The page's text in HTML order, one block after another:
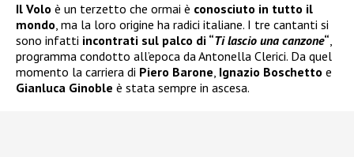
Il Volo è un terzetto che ormai è conosciuto in tutto il
mondo, ma la loro origine ha radici italiane. I tre cantanti si
sono infatti incontrati sul palco di “Ti lascio una canzone“,
programma condotto all’epoca da Antonella Clerici. Da quel
momento la carriera di Piero Barone, Ignazio Boschetto e
Gianluca Ginoble è stata sempre in ascesa.